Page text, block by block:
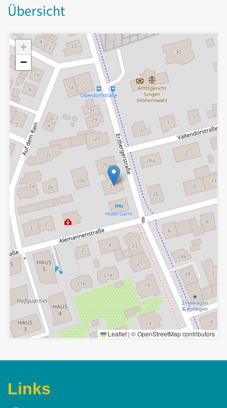
Übersicht
+
−
Leaflet | ©OpenStreetMapcontributors
Links